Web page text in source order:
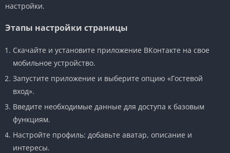
настройки.
Этапы настройки страницы
Скачайте и установите приложение ВКонтакте на свое
мобильное устройство.
Запустите приложение и выберите опцию «Гостевой
вход».
Введите необходимые данные для доступа к базовым
функциям.
Настройте профиль: добавьте аватар, описание и
интересы.